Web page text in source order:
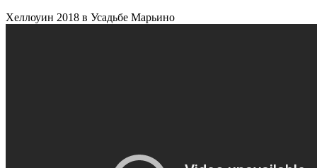
Хеллоуин 2018 в Усадьбе Марьино